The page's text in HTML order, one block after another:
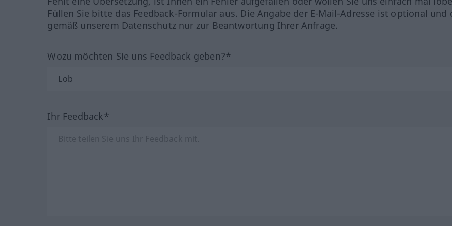
Füllen Sie bitte das Feedback-Formular aus. Die Angabe der E-Mail-Adresse ist optional und
gemäß unserem Datenschutz nur zur Beantwortung Ihrer Anfrage.
Wozu möchten Sie uns Feedback geben?*
Ihr Feedback*